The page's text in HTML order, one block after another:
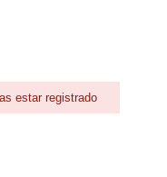
estar registrado